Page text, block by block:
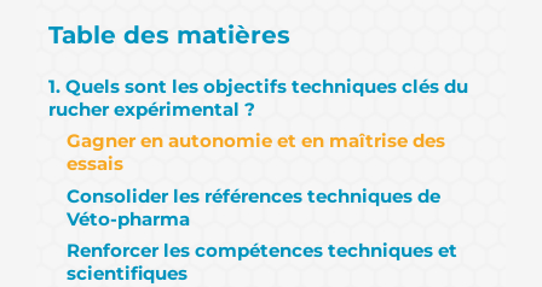
Table des matières
1. Quels sont les objectifs techniques clés du
rucher expérimental ?
Gagner en autonomie et en maîtrise des
essais
Consolider les références techniques de
Véto-pharma
Renforcer les compétences techniques et
scientifiques